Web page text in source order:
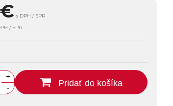
€ s DPH / SPR
/ SPR
+
-
Pridať do košíka